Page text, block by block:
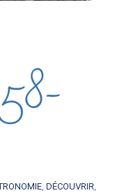
, DÉCOUVRIR,